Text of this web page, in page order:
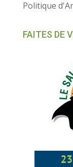
Politique
FAITES DE